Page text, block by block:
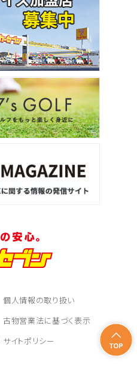
個人情報の取り扱い
古物営業法に基づく表示
サイトポリシー